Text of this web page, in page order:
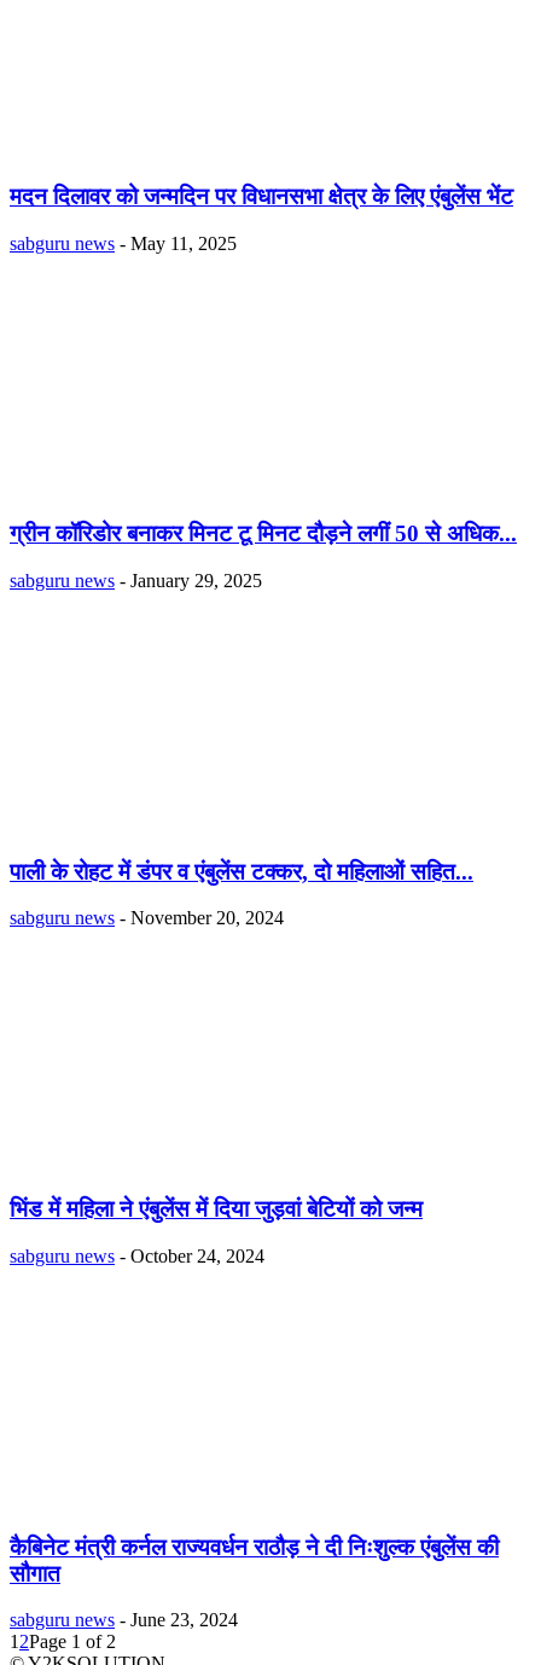
मदन दिलावर को जन्मदिन पर विधानसभा क्षेत्र के लिए एंबुलेंस भेंट
sabguru news - May 11, 2025
ग्रीन कॉरिडोर बनाकर मिनट टू मिनट दौड़ने लगीं 50 से अधिक...
sabguru news - January 29, 2025
पाली के रोहट में डंपर व एंबुलेंस टक्कर, दो महिलाओं सहित...
sabguru news - November 20, 2024
भिंड में महिला ने एंबुलेंस में दिया जुड़वां बेटियों को जन्म
sabguru news - October 24, 2024
कैबिनेट मंत्री कर्नल राज्यवर्धन राठौड़ ने दी निःशुल्क एंबुलेंस की
सौगात
sabguru news - June 23, 2024
1 2Page 1 of 2